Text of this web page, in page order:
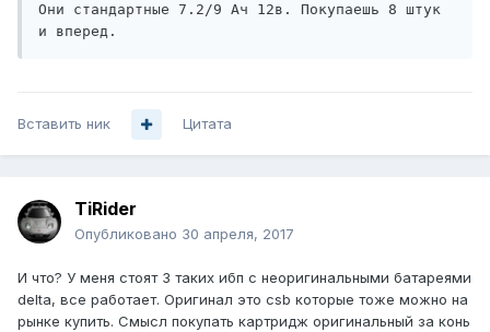
Они стандартные 7.2/9 Ач 12в. Покупаешь 8 штук
Вставить ник Цитата
TiRider
Опубликовано 30 апреля, 2017
И что? У меня стоят 3 таких ибп с неоригинальными батареями
delta, все работает. Оригинал это csb которые тоже можно на
рынке купить. Смысл покупать картридж оригинальный за конь